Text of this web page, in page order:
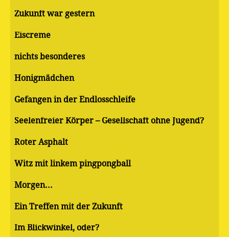
Zukunft war gestern
Eiscreme
nichts besonderes
Honigmädchen
Gefangen in der Endlosschleife
Seelenfreier Körper – Gesellschaft ohne Jugend?
Roter Asphalt
Witz mit linkem pingpongball
Morgen...
Ein Treffen mit der Zukunft
Im Blickwinkel, oder?